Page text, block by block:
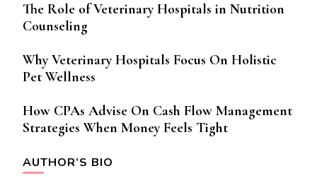
The Role of Veterinary Hospitals in Nutrition
Counseling
Why Veterinary Hospitals Focus On Holistic
Pet Wellness
How CPAs Advise On Cash Flow Management
Strategies When Money Feels Tight
AUTHOR’S BIO